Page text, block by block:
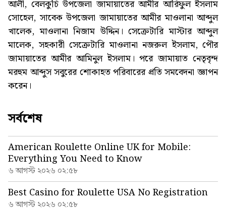
আলী, বেলকুচি উপজেলা জামায়াতের আমীর আরিফুল ইসলাম
সোহেল, সাবেক উপজেলা জামায়াতের আমীর মাওলানা আব্দুল
খালেক, মাওলানা নিজাম উদ্দিন। সেক্রেটারি মাস্টার আব্দুল
মালেক, সহকারী সেক্রেটারি মাওলানা নজরুল ইসলাম, পৌর
জামায়াতের আমীর আমিনুল ইসলাম। পরে জামায়াত নেতৃবৃন্দ
মরহুম আব্দুস সবুরের শোকাহত পরিবারের প্রতি সমবেদনা জ্ঞাপন
করেন।
সর্বশেষ
American Roulette Online UK for Mobile:
Everything You Need to Know
৬ আগস্ট ২০২৬ ০২:৫৮
Best Casino for Roulette USA No Registration
৬ আগস্ট ২০২৬ ০২:৫৮